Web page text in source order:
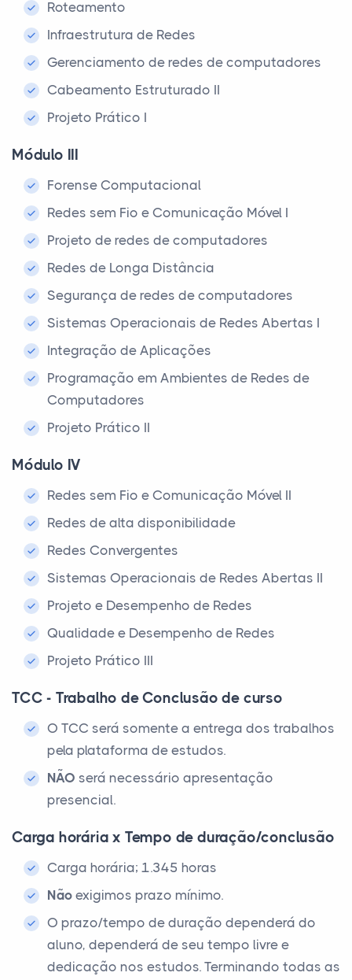
Roteamento
Infraestrutura de Redes
Gerenciamento de redes de computadores
Cabeamento Estruturado II
Projeto Prático I
Módulo III
Forense Computacional
Redes sem Fio e Comunicação Móvel I
Projeto de redes de computadores
Redes de Longa Distância
Segurança de redes de computadores
Sistemas Operacionais de Redes Abertas I
Integração de Aplicações
Programação em Ambientes de Redes de
Computadores
Projeto Prático II
Módulo IV
Redes sem Fio e Comunicação Móvel II
Redes de alta disponibilidade
Redes Convergentes
Sistemas Operacionais de Redes Abertas II
Projeto e Desempenho de Redes
Qualidade e Desempenho de Redes
Projeto Prático III
TCC - Trabalho de Conclusão de curso
O TCC será somente a entrega dos trabalhos
pela plataforma de estudos.
NÃO será necessário apresentação
presencial.
Carga horária x Tempo de duração/conclusão
Carga horária; 1.345 horas
Não exigimos prazo mínimo.
O prazo/tempo de duração dependerá do
aluno, dependerá de seu tempo livre e
dedicação nos estudos. Terminando todas as